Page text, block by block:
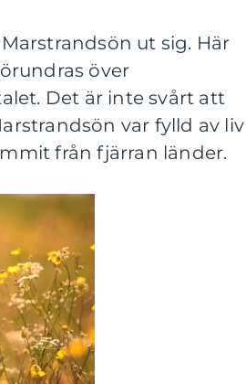
ut sig. Här
över
Det är inte svårt att
var fylld av liv
från fjärran länder.